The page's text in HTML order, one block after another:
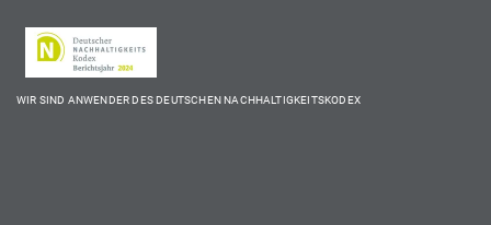
WIR SIND ANWENDER DES DEUTSCHEN NACHHALTIGKEITSKODEX